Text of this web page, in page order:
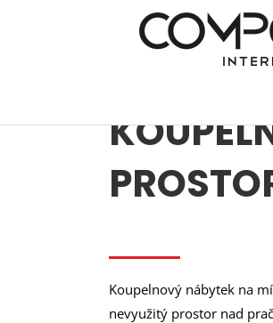
Koupelnový nábytek na
nevyužitý prostor nad